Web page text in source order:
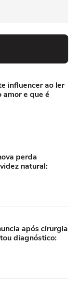
influencer ao ler
e que é
perda
natural:
após cirurgia
diagnóstico: